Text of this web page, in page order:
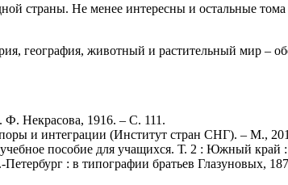
страны. Не менее интересны и остальные
география, животный и растительный мир –
Некрасова, 1916. – С. 111.
и интеграции (Институт стран СНГ). – М.,
пособие для учащихся. Т. 2 : Южный край
: в типографии братьев Глазуновых,